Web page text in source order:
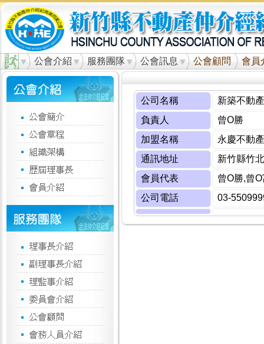
公會介紹 服務團隊 公會訊息 公會顧問 會員
公司名稱
新築不動
負責人
曾O勝
加盟名稱
永慶不動
通訊地址
新竹縣竹
會員代表
曾O勝,曾
公司電話
03-